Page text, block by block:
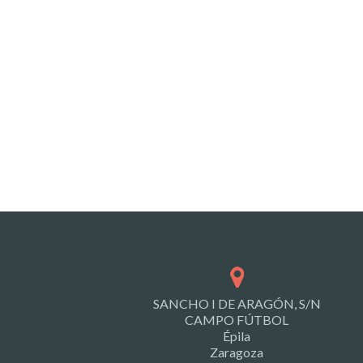
SANCHO I DE ARAGÓN, S/N
CAMPO FÚTBOL
Épila
Zaragoza